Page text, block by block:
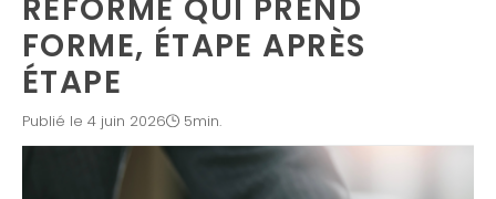
FORME, ÉTAPE APRÈS
ÉTAPE
Publié le 4 juin 2026 5min.